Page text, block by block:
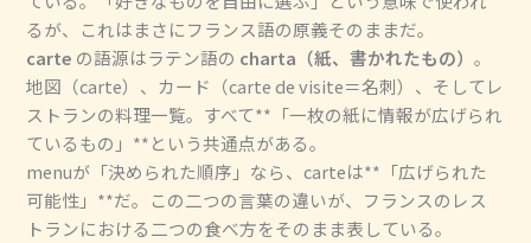
るが、これはまさにフランス語の原義そのままだ。
carte の語源はラテン語の charta（紙、書かれたもの）。
地図（carte）、カード（carte de visite＝名刺）、そしてレ
ストランの料理一覧。すべて**「一枚の紙に情報が広げられ
ているもの」**という共通点がある。
menuが「決められた順序」なら、carteは**「広げられた
可能性」**だ。この二つの言葉の違いが、フランスのレス
トランにおける二つの食べ方をそのまま表している。